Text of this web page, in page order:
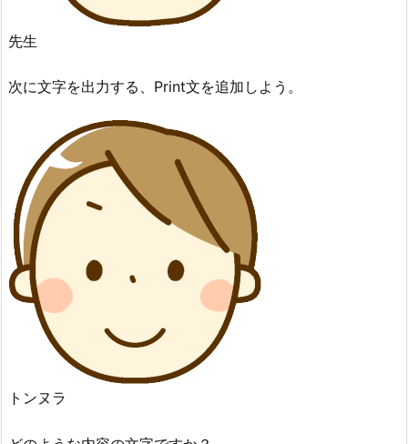
先生
次に文字を出力する、Print文を追加しよう。
トンヌラ